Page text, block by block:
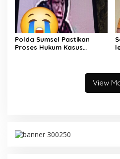
Polda Sumsel Pastikan
Proses Hukum Kasus
View